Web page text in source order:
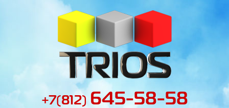
+7(812) 645-58-58